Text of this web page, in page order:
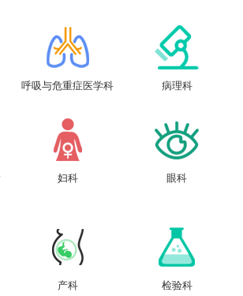
呼吸与危重症医学科 病理科
妇科 眼科
产科 检验科